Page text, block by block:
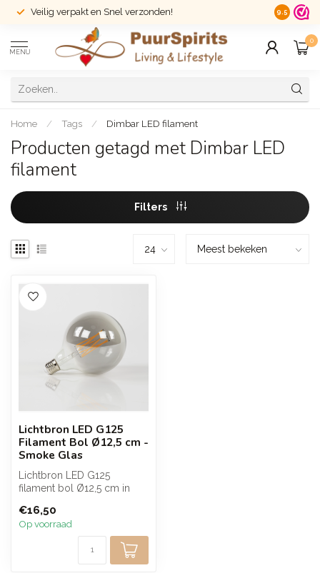
Veilig verpakt en Snel verzonden! 14 dagen
9.5
MENU
0
Home / Tags / Dimbar LED filament
Producten getagd met Dimbar LED
filament
Filters
Lichtbron LED G125
Filament Bol Ø12,5 cm -
Smoke Glas
Lichtbron LED G125
filament bol Ø12,5 cm in
Deze dim...
€16,50
Op voorraad